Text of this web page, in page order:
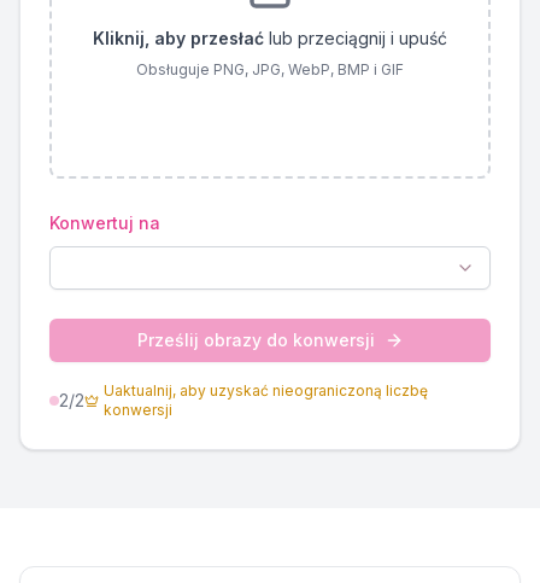
Kliknij, aby przesłać lub przeciągnij i upuść
Obsługuje PNG, JPG, WebP, BMP i GIF
Konwertuj na
Prześlij obrazy do konwersji
2/2
Uaktualnij, aby uzyskać nieograniczoną liczbę
konwersji